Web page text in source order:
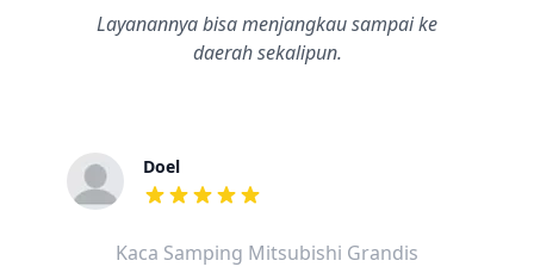
Layanannya bisa menjangkau sampai ke
daerah sekalipun.
Doel
dari ulasan adalah bintang lima
Kaca Samping Mitsubishi Grandis